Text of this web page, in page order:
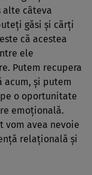
alte câteva
găsi şi cărţi
că acestea
ele
Putem recupera
acum, şi putem
o oportunitate
emoţională.
avea nevoie
relaţională şi